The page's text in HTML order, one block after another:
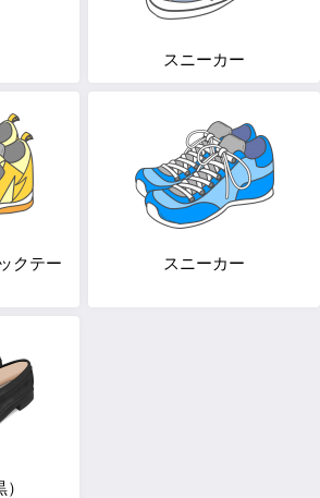
スニーカー
クテー
スニーカー